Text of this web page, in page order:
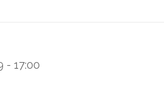
- 17:00